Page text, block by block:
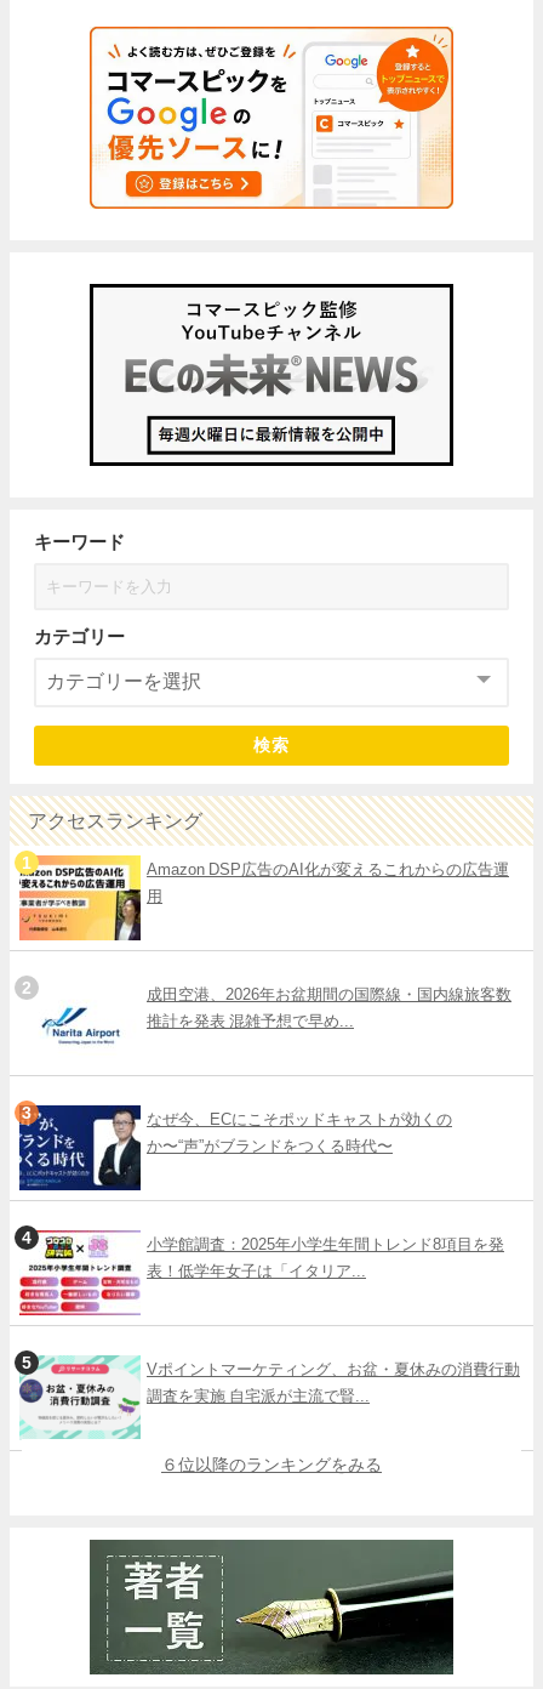
キーワード
カテゴリー
検索
アクセスランキング
Amazon DSP広告のAI化が変えるこれからの広告運
用
成田空港、2026年お盆期間の国際線・国内線旅客数
推計を発表 混雑予想で早め...
なぜ今、ECにこそポッドキャストが効くの
か〜“声”がブランドをつくる時代〜
小学館調査：2025年小学生年間トレンド8項目を発
表！低学年女子は「イタリア...
Vポイントマーケティング、お盆・夏休みの消費行動
調査を実施 自宅派が主流で賢...
６位以降のランキングをみる